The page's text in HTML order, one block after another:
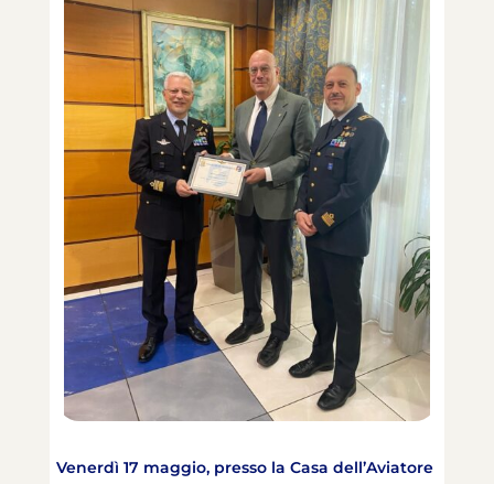
Venerdì 17 maggio, presso la Casa dell’Aviatore